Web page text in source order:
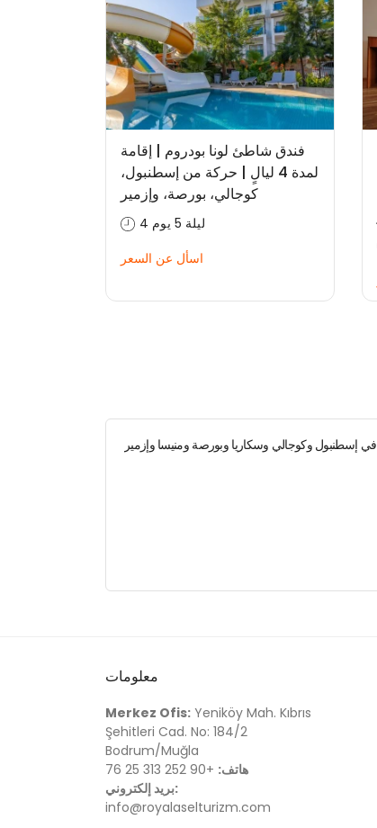
فندق شاطئ لونا بودروم | إقامة
لمدة 4 ليالٍ | حركة من إسطنبول،
كوجالي، بورصة، وإزمير
4 ليلة 5 يوم
اسأل عن السعر
معلومات
Merkez Ofis: Yeniköy Mah. Kıbrıs
Şehitleri Cad. No: 184/2
Bodrum/Muğla
هاتف: +90 252 313 25 76
بريد إلكتروني:
info@royalaselturizm.com